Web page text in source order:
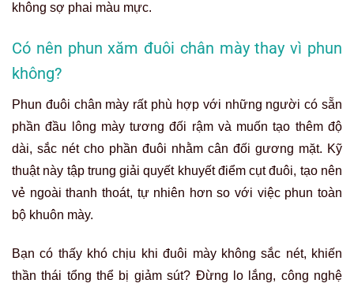
không sợ phai màu mực.
Có nên phun xăm đuôi chân mày thay vì phun
không?
Phun đuôi chân mày rất phù hợp với những người có sẵn
phần đầu lông mày tương đối rậm và muốn tạo thêm độ
dài, sắc nét cho phần đuôi nhằm cân đối gương mặt. Kỹ
thuật này tập trung giải quyết khuyết điểm cụt đuôi, tạo nên
vẻ ngoài thanh thoát, tự nhiên hơn so với việc phun toàn
bộ khuôn mày.
Bạn có thấy khó chịu khi đuôi mày không sắc nét, khiến
thần thái tổng thể bị giảm sút? Đừng lo lắng, công nghệ